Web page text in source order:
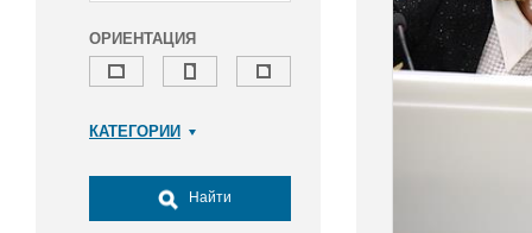
ОРИЕНТАЦИЯ
КАТЕГОРИИ
Досуг, туризм и отдых
Культура
Найти